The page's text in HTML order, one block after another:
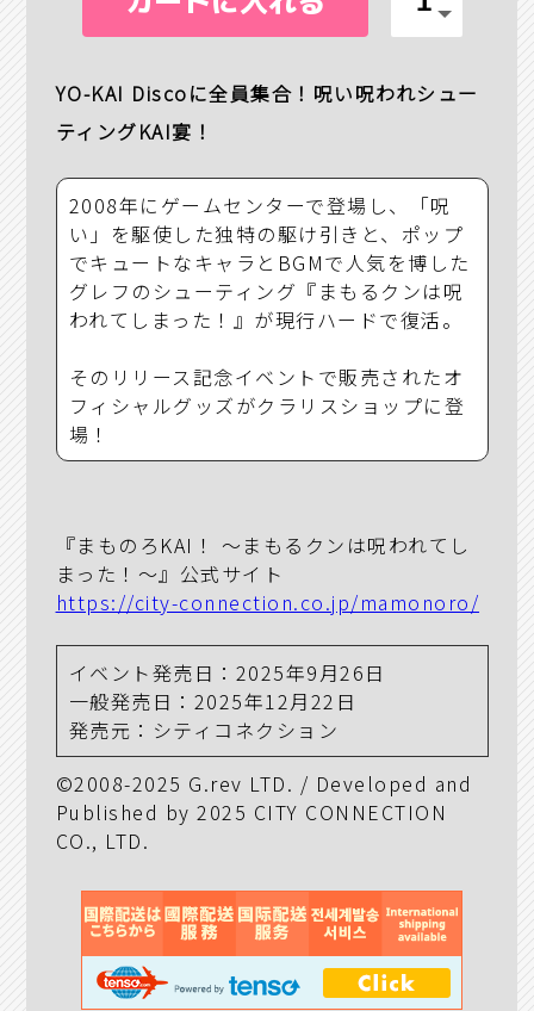
YO-KAI Discoに全員集合！呪い呪われシュー
ティングKAI宴！
2008年にゲームセンターで登場し、「呪
い」を駆使した独特の駆け引きと、ポップ
でキュートなキャラとBGMで人気を博した
グレフのシューティング『まもるクンは呪
われてしまった！』が現行ハードで復活。
そのリリース記念イベントで販売されたオ
フィシャルグッズがクラリスショップに登
場！
『まものろKAI！ ～まもるクンは呪われてし
まった！～』公式サイト
https://city-connection.co.jp/mamonoro/
イベント発売日：2025年9月26日
一般発売日：2025年12月22日
発売元：シティコネクション
©2008-2025 G.rev LTD. / Developed and
Published by 2025 CITY CONNECTION
CO., LTD.